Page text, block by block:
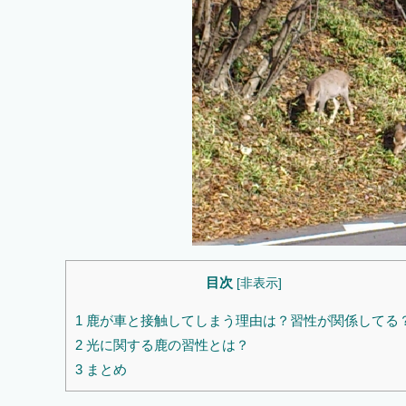
目次 [非表示]
1 鹿が車と接触してしまう理由は？習性が関係してる
2 光に関する鹿の習性とは？
3 まとめ